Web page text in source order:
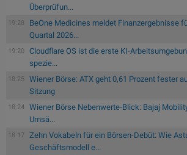
Überprüfun...
19:28
BeOne Medicines meldet Finanzergebnisse
Quartal 2026...
19:20
Cloudflare OS ist die erste KI-
spezie...
18:25
Wiener Börse: ATX geht 0,61 Prozent fester
Sitzung
18:24
Wiener Börse Nebenwerte-Blick: Bajaj
Umsä...
18:17
Zehn Vokabeln für ein Börsen-Debüt: Wie
Geschäftsmodell e...